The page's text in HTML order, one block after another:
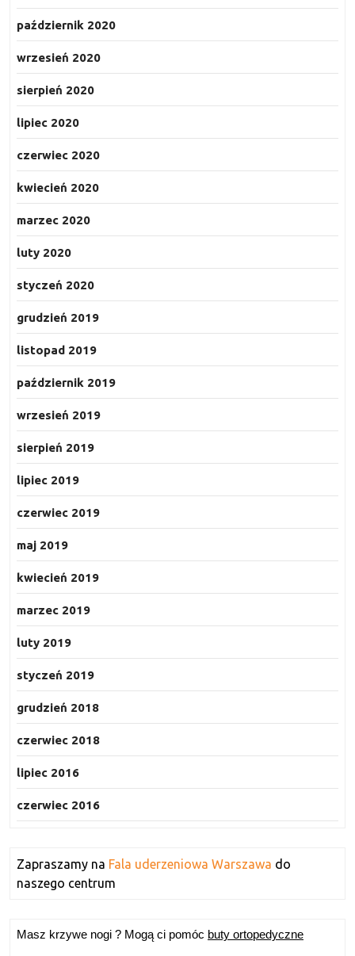
październik 2020
wrzesień 2020
sierpień 2020
lipiec 2020
czerwiec 2020
kwiecień 2020
marzec 2020
luty 2020
styczeń 2020
grudzień 2019
listopad 2019
październik 2019
wrzesień 2019
sierpień 2019
lipiec 2019
czerwiec 2019
maj 2019
kwiecień 2019
marzec 2019
luty 2019
styczeń 2019
grudzień 2018
czerwiec 2018
lipiec 2016
czerwiec 2016
Zapraszamy na Fala uderzeniowa Warszawa do
naszego centrum
Masz krzywe nogi ? Mogą ci pomóc buty ortopedyczne